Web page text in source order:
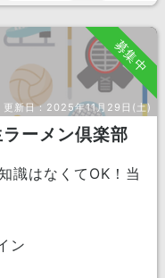
募集中
更新日： 2025年11月29日(土)
ラーメン倶楽部
識はなくてOK！当
ン